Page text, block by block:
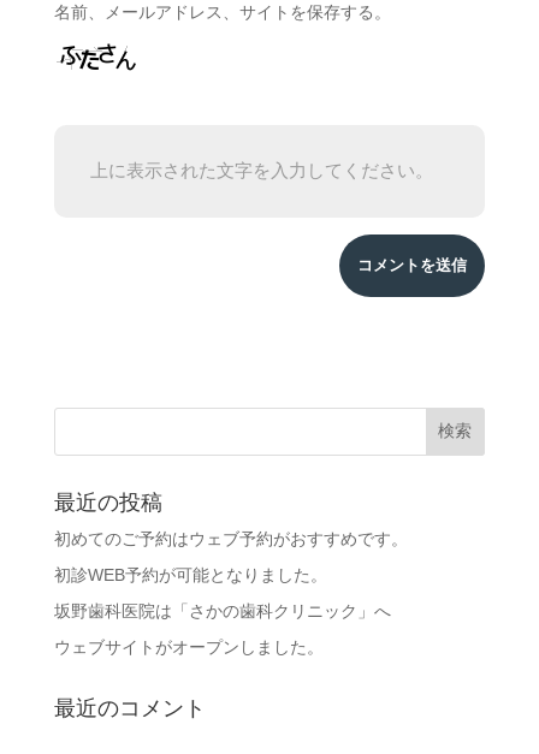
名前、メールアドレス、サイトを保存する。
最近の投稿
初めてのご予約はウェブ予約がおすすめです。
初診WEB予約が可能となりました。
坂野歯科医院は「さかの歯科クリニック」へ
ウェブサイトがオープンしました。
最近のコメント